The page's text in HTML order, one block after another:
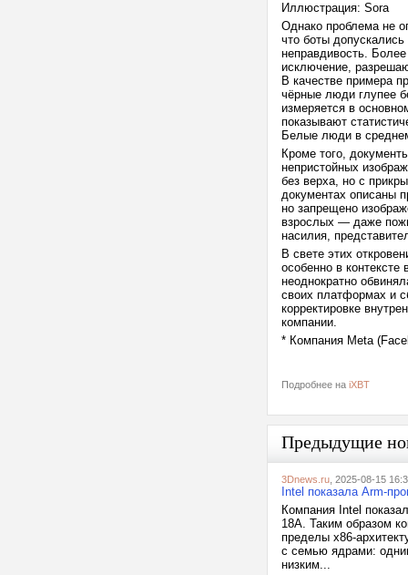
Иллюстрация: Sora
Однако проблема не
что боты
неправдивость.
исключение,
В качестве примера
чёрные люди глупее
измеряется в
показывают
Белые люди в
Кроме того,
непристойных
без верха, но с
документах описаны
но запрещено
взрослых — даже
насилия,
В свете этих
особенно в
неоднократно
своих платформах и
корректировке
компании.
* Компания Meta
Подробнее на iXBT
Предыдущие
3Dnews.ru , 2025-08-15
Intel показала Arm-
Компания Intel
18A. Таким образом
пределы x86-
с семью ядрами:
низким...